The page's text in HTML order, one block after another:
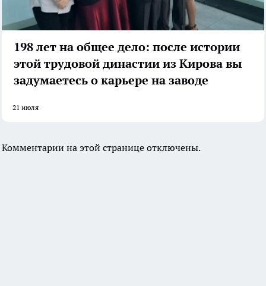
198 лет на общее дело: после истории
этой трудовой династии из Кирова вы
задумаетесь о карьере на заводе
21 июля
Комментарии на этой странице отключены.